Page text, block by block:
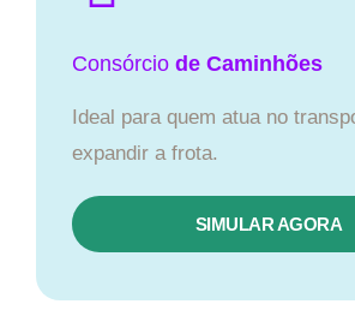
Consórcio de Caminhões
Ideal para quem atua no
expandir a frota.
SIMULAR AGORA